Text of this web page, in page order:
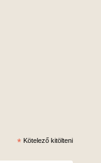
* Kötelező kitölteni